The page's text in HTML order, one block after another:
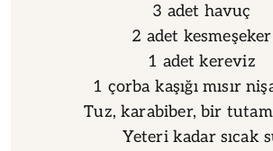
3 adet havuç
2 adet kesmeşeker
1 adet kereviz
1 çorba kaşığı mısır
Tuz, karabiber, bir
Yeteri kadar sıcak